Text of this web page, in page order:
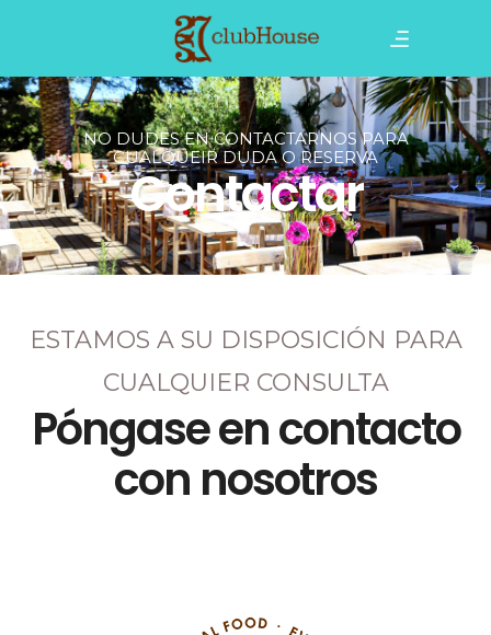
NO DUDES EN CONTACTARNOS PARA
CUALQUEIR DUDA O RESERVA
Contactar
ESTAMOS A SU DISPOSICIÓN PARA
CUALQUIER CONSULTA
Póngase en contacto
con nosotros